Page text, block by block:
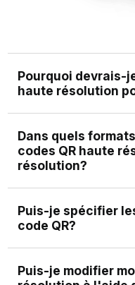
Pourquoi devrais-
haute résolution
vos codes restent
attrayants, quelle que
Dans quels
codes QR haute
résolution?
dans des formats
Puis-je spécifier
code QR?
QR en pouces,
Puis-je modifier